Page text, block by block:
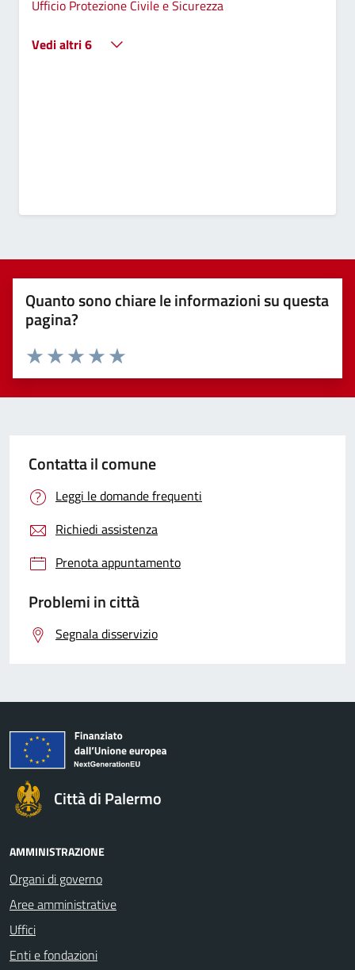
Ufficio Protezione Civile e Sicurezza
Vedi altri 6
Quanto sono chiare le informazioni su questa
pagina?
Valuta 5 stelle su 5
Valuta 4 stelle su 5
Valuta 3 stelle su 5
Valuta 2 stelle su 5
Valuta 1 stelle su 5
Contatta il comune
Leggi le domande frequenti
Richiedi assistenza
Prenota appuntamento
Problemi in città
Segnala disservizio
Città di Palermo
AMMINISTRAZIONE
Organi di governo
Aree amministrative
Uffici
Enti e fondazioni